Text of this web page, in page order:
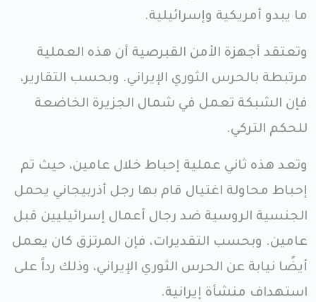
ما يبدو أمريكية وإسرائيلية.
وتعتقد أجهزة الأمن القبرصية أن هذه العملية
مرتبطة بالحرس الثوري الإيراني. وبحسب التقارير،
فإن الشبكة تعمل في شمال الجزيرة الخاضعة
للحكم التركي.
وتعد هذه ثاني عملية إحباط خلال عامين، حيث تم
إحباط محاولة اغتيال قام بها رجل أذربيجاني يحمل
الجنسية الروسية ضد رجال أعمال إسرائيليين قبل
عامين. وبحسب التقديرات، فإن المرتزق كان يعمل
أيضًا نيابة عن الحرس الثوري الإيراني، وذلك رداً على
استهداف منشأة إيرانية.